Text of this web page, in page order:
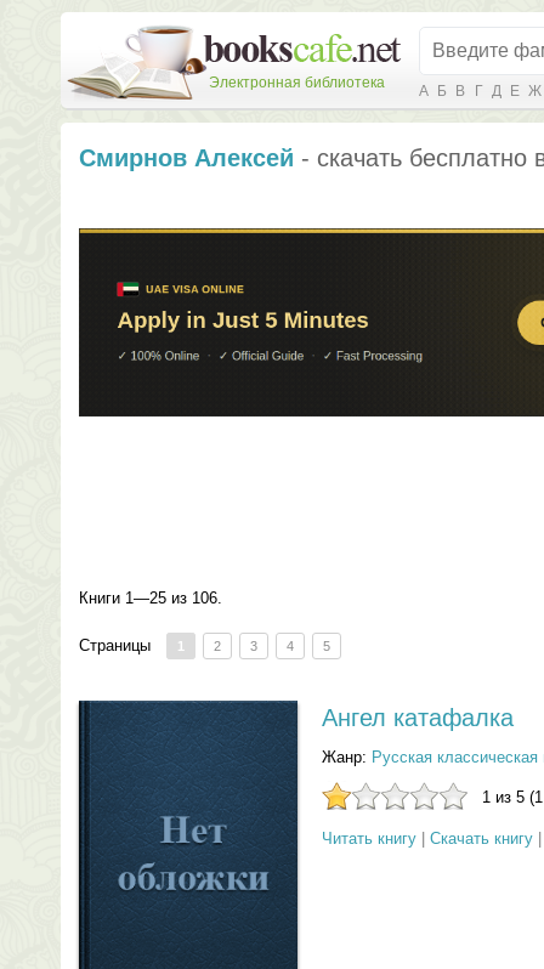
Электронная библиотека А Б В Г Д Е Ж
Смирнов Алексей - скачать бесплатно
Книги 1—25 из 106.
Страницы 1 2 3 4 5
Ангел катафалка
Жанр: Русская классическая
1 из 5
Читать книгу Скачать книгу